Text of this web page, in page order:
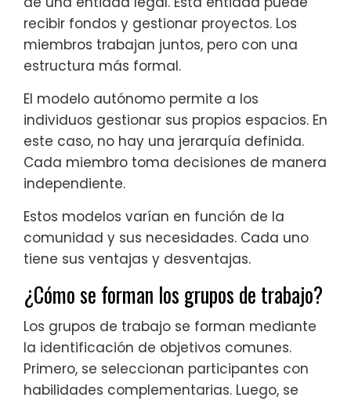
recibir fondos y gestionar proyectos. Los
miembros trabajan juntos, pero con una
estructura más formal.
El modelo autónomo permite a los
individuos gestionar sus propios espacios. En
este caso, no hay una jerarquía definida.
Cada miembro toma decisiones de manera
independiente.
Estos modelos varían en función de la
comunidad y sus necesidades. Cada uno
tiene sus ventajas y desventajas.
¿Cómo se forman los grupos de trabajo?
Los grupos de trabajo se forman mediante
la identificación de objetivos comunes.
Primero, se seleccionan participantes con
habilidades complementarias. Luego, se